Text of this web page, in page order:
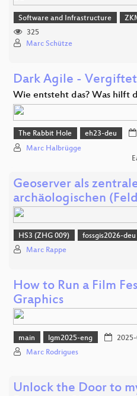
Software and Infrastructure
325
Marc Schütze
Dark Agile -
Wie entsteht das? Was hilft
The Rabbit Hole eh23-deu
Marc Halbrügge
Geoserver als
archäologischen
HS3 (ZHG 009) fossgis2026-deu
Marc Rappe
How to Run a Film
Graphics
main lgm2025-eng
Marc Rodrigues
Unlock the Door to